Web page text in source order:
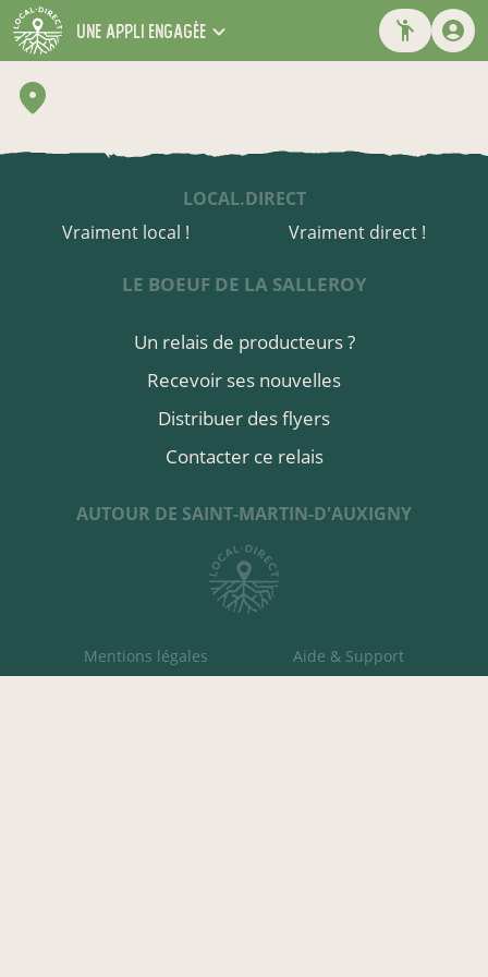
une appli engagée
LOCAL.DIRECT
Vraiment local !
Vraiment direct !
LE BOEUF DE LA SALLEROY
Un relais de producteurs ?
Recevoir ses nouvelles
Distribuer des flyers
Contacter ce relais
AUTOUR DE SAINT-MARTIN-D'AUXIGNY
Mentions légales Aide & Support